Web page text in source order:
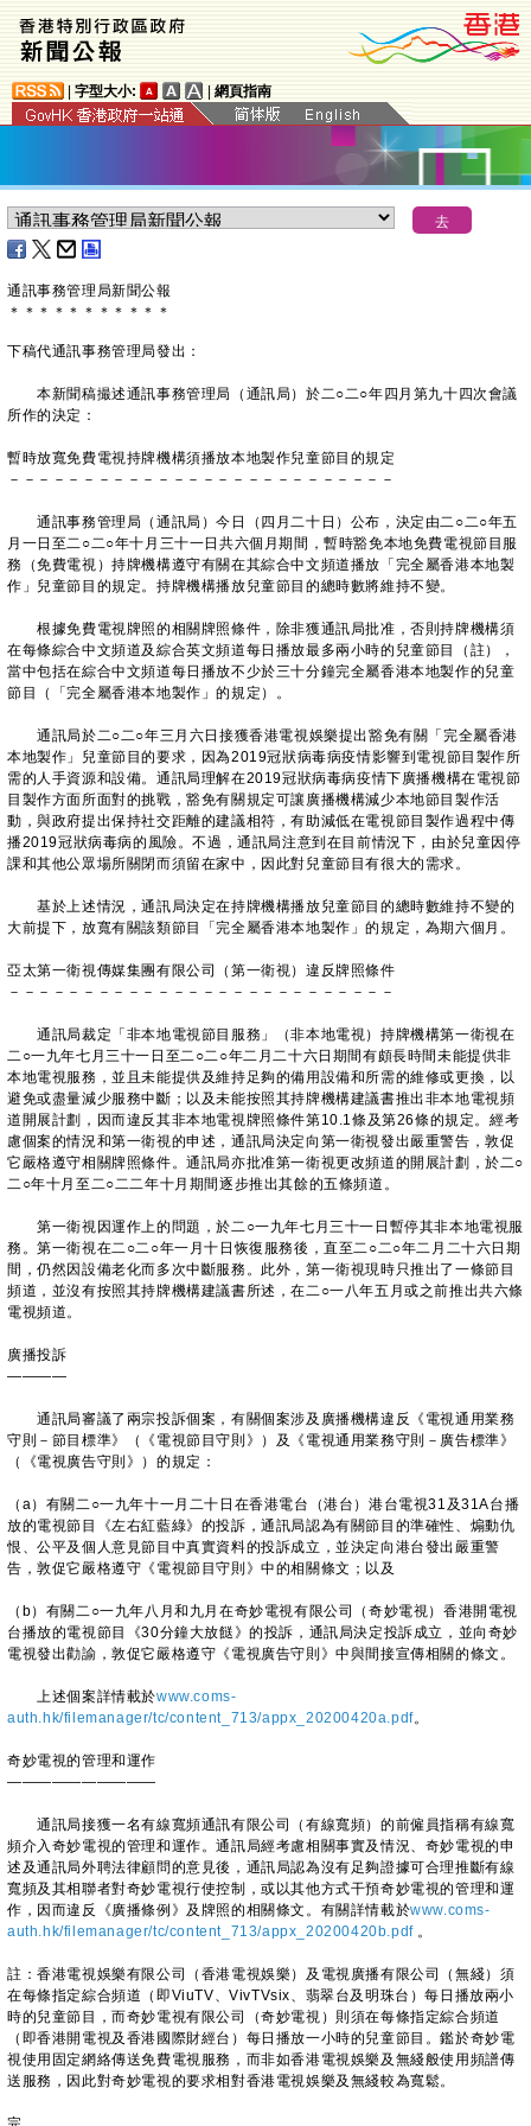
字型大小: 網頁指南
通訊事務管理局新聞公報
＊ ＊ ＊ ＊ ＊ ＊ ＊ ＊ ＊ ＊ ＊
下稿代通訊事務管理局發出：
本新聞稿撮述通訊事務管理局（通訊局）於二○二○年四月第九十四次會議
所作的決定：
暫時放寬免費電視持牌機構須播放本地製作兒童節目的規定
－－－－－－－－－－－－－－－－－－－－－－－－－－
通訊事務管理局（通訊局）今日（四月二十日）公布，決定由二○二○年五
月一日至二○二○年十月三十一日共六個月期間，暫時豁免本地免費電視節目服
務（免費電視）持牌機構遵守有關在其綜合中文頻道播放「完全屬香港本地製
作」兒童節目的規定。持牌機構播放兒童節目的總時數將維持不變。
根據免費電視牌照的相關牌照條件，除非獲通訊局批准，否則持牌機構須
在每條綜合中文頻道及綜合英文頻道每日播放最多兩小時的兒童節目（註），
當中包括在綜合中文頻道每日播放不少於三十分鐘完全屬香港本地製作的兒童
節目（「完全屬香港本地製作」的規定）。
通訊局於二○二○年三月六日接獲香港電視娛樂提出豁免有關「完全屬香港
本地製作」兒童節目的要求，因為2019冠狀病毒病疫情影響到電視節目製作所
需的人手資源和設備。通訊局理解在2019冠狀病毒病疫情下廣播機構在電視節
目製作方面所面對的挑戰，豁免有關規定可讓廣播機構減少本地節目製作活
動，與政府提出保持社交距離的建議相符，有助減低在電視節目製作過程中傳
播2019冠狀病毒病的風險。不過，通訊局注意到在目前情況下，由於兒童因停
課和其他公眾場所關閉而須留在家中，因此對兒童節目有很大的需求。
基於上述情況，通訊局決定在持牌機構播放兒童節目的總時數維持不變的
大前提下，放寬有關該類節目「完全屬香港本地製作」的規定，為期六個月。
亞太第一衛視傳媒集團有限公司（第一衛視）違反牌照條件
－－－－－－－－－－－－－－－－－－－－－－－－－－
通訊局裁定「非本地電視節目服務」（非本地電視）持牌機構第一衛視在
二○一九年七月三十一日至二○二○年二月二十六日期間有頗長時間未能提供非
本地電視服務，並且未能提供及維持足夠的備用設備和所需的維修或更換，以
避免或盡量減少服務中斷；以及未能按照其持牌機構建議書推出非本地電視頻
道開展計劃，因而違反其非本地電視牌照條件第10.1條及第26條的規定。經考
慮個案的情況和第一衛視的申述，通訊局決定向第一衛視發出嚴重警告，敦促
它嚴格遵守相關牌照條件。通訊局亦批准第一衛視更改頻道的開展計劃，於二○
二○年十月至二○二二年十月期間逐步推出其餘的五條頻道。
第一衛視因運作上的問題，於二○一九年七月三十一日暫停其非本地電視服
務。第一衛視在二○二○年一月十日恢復服務後，直至二○二○年二月二十六日期
間，仍然因設備老化而多次中斷服務。此外，第一衛視現時只推出了一條節目
頻道，並沒有按照其持牌機構建議書所述，在二○一八年五月或之前推出共六條
電視頻道。
廣播投訴
————
通訊局審議了兩宗投訴個案，有關個案涉及廣播機構違反《電視通用業務
守則－節目標準》（《電視節目守則》）及《電視通用業務守則－廣告標準》
（《電視廣告守則》）的規定：
（a）有關二○一九年十一月二十日在香港電台（港台）港台電視31及31A台播
放的電視節目《左右紅藍綠》的投訴，通訊局認為有關節目的準確性、煽動仇
恨、公平及個人意見節目中真實資料的投訴成立，並決定向港台發出嚴重警
告，敦促它嚴格遵守《電視節目守則》中的相關條文；以及
（b）有關二○一九年八月和九月在奇妙電視有限公司（奇妙電視）香港開電視
台播放的電視節目《30分鐘大放餸》的投訴，通訊局決定投訴成立，並向奇妙
電視發出勸諭，敦促它嚴格遵守《電視廣告守則》中與間接宣傳相關的條文。
上述個案詳情載於www.coms-
auth.hk/filemanager/tc/content_713/appx_20200420a.pdf。
奇妙電視的管理和運作
——————————
通訊局接獲一名有線寬頻通訊有限公司（有線寬頻）的前僱員指稱有線寬
頻介入奇妙電視的管理和運作。通訊局經考慮相關事實及情況、奇妙電視的申
述及通訊局外聘法律顧問的意見後，通訊局認為沒有足夠證據可合理推斷有線
寬頻及其相聯者對奇妙電視行使控制，或以其他方式干預奇妙電視的管理和運
作，因而違反《廣播條例》及牌照的相關條文。有關詳情載於www.coms-
auth.hk/filemanager/tc/content_713/appx_20200420b.pdf。
註：香港電視娛樂有限公司（香港電視娛樂）及電視廣播有限公司（無綫）須
在每條指定綜合頻道（即ViuTV、VivTVsix、翡翠台及明珠台）每日播放兩小
時的兒童節目，而奇妙電視有限公司（奇妙電視）則須在每條指定綜合頻道
（即香港開電視及香港國際財經台）每日播放一小時的兒童節目。鑑於奇妙電
視使用固定網絡傳送免費電視服務，而非如香港電視娛樂及無綫般使用頻譜傳
送服務，因此對奇妙電視的要求相對香港電視娛樂及無綫較為寬鬆。